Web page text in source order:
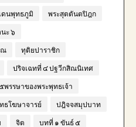
ดนพุทธภูมิ พระสุตตันตปิฎก
ะ ๖
ณ ทุติยปาราชิก
ปริจเฉทที่ ๔ ปฐวีกสิณนิเทศ
พรรษาของพระพุทธเจ้า
ธโฆษาจารย์ ปฎิจจสมุปบาท
จิต บทที่ ๑ ขันธ์ ๕